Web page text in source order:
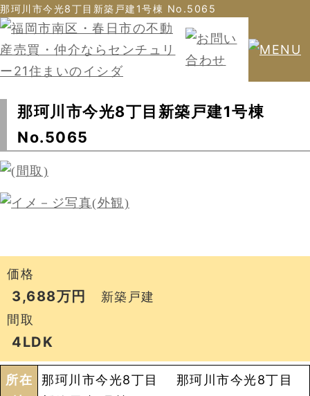
那珂川市今光8丁目新築戸建1号棟 No.5065
那珂川市今光8丁目新築戸建1号棟
No.5065
価格
3,688万円
新築戸建
間取
4LDK
所在
那珂川市今光8丁目 那珂川市今光8丁目